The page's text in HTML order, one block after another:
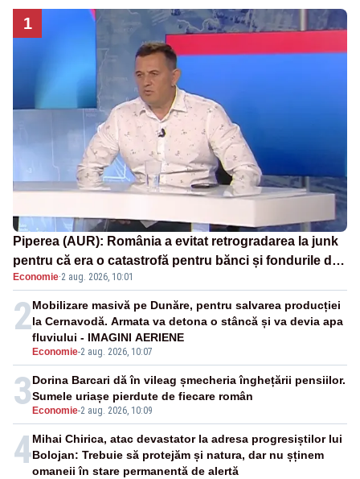
1
Piperea (AUR): România a evitat retrogradarea la junk
pentru că era o catastrofă pentru bănci și fondurile de
pensii
Economie·2 aug. 2026, 10:01
2
Economie-2 aug. 2026, 10:07
Mobilizare masivă pe Dunăre, pentru salvarea producției
la Cernavodă. Armata va detona o stâncă și va devia apa
fluviului - IMAGINI AERIENE
3 Economie-2 aug. 2026, 10:09
Dorina Barcari dă în vileag șmecheria înghețării pensiilor.
Sumele uriașe pierdute de fiecare român
4Mihai Chirica, atac devastator la adresa progresiștilor lui
Bolojan: Trebuie să protejăm și natura, dar nu șținem
omaneii în stare permanentă de alertă